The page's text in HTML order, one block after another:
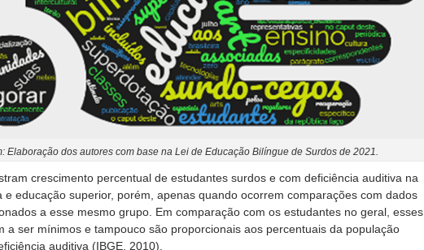
Elaboração dos autores com base na Lei de Educação Bilíngue de Surdos de 2021.
crescimento percentual de estudantes surdos e com deficiência auditiva na
e educação superior, porém, apenas quando ocorrem comparações com dados
a esse mesmo grupo. Em comparação com os estudantes no geral, esses
a ser mínimos e tampouco são proporcionais aos percentuais da população
auditiva (IBGE, 2010).